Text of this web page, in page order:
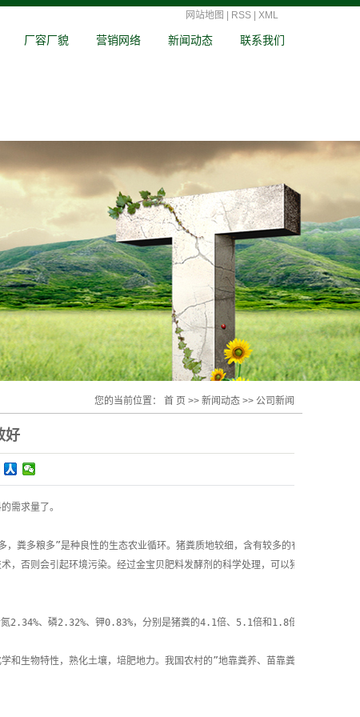
厂容厂貌 营销网络 新闻动态
公司新闻
行业新闻
技术知识
联系我们
网站地图 RSS XML
您的当前位置： 首 页 >> 新闻动态 >> 公司新闻
好
需求量了。
，粪多粮多”是种良性的生态农业循环。猪粪质地较细，含有较多的有机质和氮
则会引起环境污染。经过金宝贝肥料发酵剂的科学处理，可以猪粪便加成优
2.34%、磷2.32%、钾0.83%，分别是猪粪的4.1倍、5.1倍和1.8倍。
物特性，熟化土壤，培肥地力。我国农村的”地靠粪养、苗靠粪长”的谚语，